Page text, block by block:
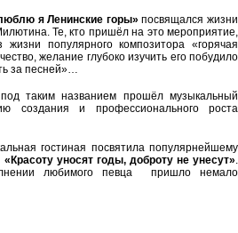
я Ленинские горы» посвящался жизни
Те, кто пришёл на это мероприятие,
популярного композитора «горячая
желание глубоко изучить его побудило
за песней»…
под таким названием прошёл музыкальный
создания и профессионального роста
гостиная посвятила популярнейшему
«Красоту уносят годы, доброту не унесут».
любимого певца пришло немало